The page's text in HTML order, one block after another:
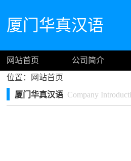
厦门华真汉语
网站首页 公司简介
位置：
网站首页
厦门华真汉语 Company